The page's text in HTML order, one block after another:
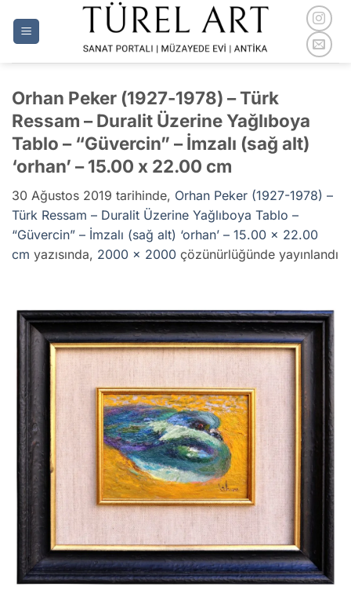
Orhan Peker (1927-1978) – Türk
Ressam – Duralit Üzerine Yağlıboya
Tablo – “Güvercin” – İmzalı (sağ alt)
‘orhan’ – 15.00 x 22.00 cm
30 Ağustos 2019 tarihinde, Orhan Peker (1927-1978) –
Türk Ressam – Duralit Üzerine Yağlıboya Tablo –
“Güvercin” – İmzalı (sağ alt) ‘orhan’ – 15.00 x 22.00
cm yazısında, 2000 × 2000 çözünürlüğünde yayınlandı